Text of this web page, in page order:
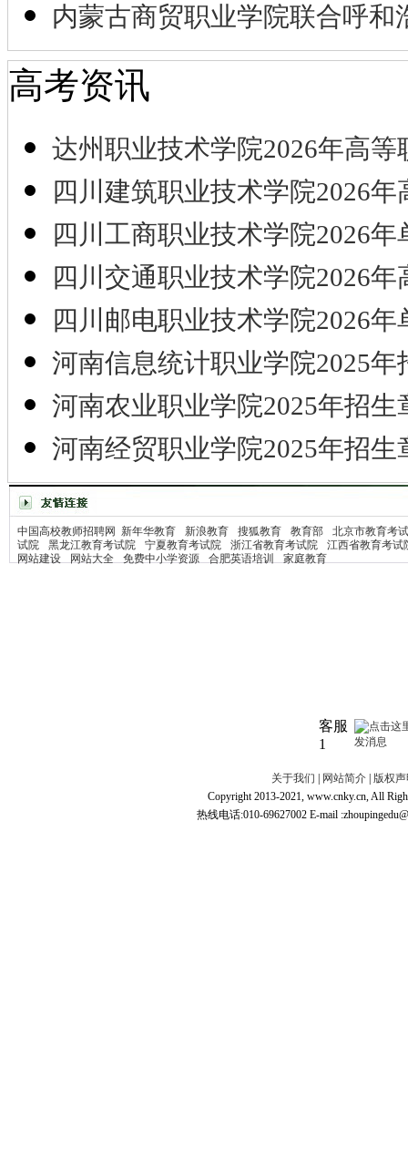
内蒙古商贸职业学院联合呼和
高考资讯
达州职业技术学院2026年高等
四川建筑职业技术学院2026年
四川工商职业技术学院2026年
四川交通职业技术学院2026年
四川邮电职业技术学院2026年
河南信息统计职业学院2025年
河南农业职业学院2025年招生
河南经贸职业学院2025年招生
中国高校教师招聘网 新年华教育 新浪教育 搜狐教育 教育部
北京市教育考
试院
黑龙江教育考试院 宁夏教育考试院 浙江省教育考试院
江西省教育考试
网站建设
网站大全 免费中小学资源 合肥英语培训 家庭教育
客服
1
关于我们 | 网站简介 | 版权
Copyright 2013-2021, www.cnky.cn, All
热线电话:010-69627002 E-mail